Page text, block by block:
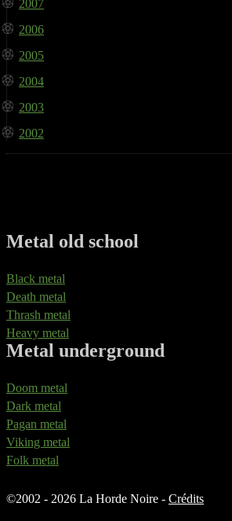
2007
2006
2005
2004
2003
2002
Metal old school
Black metal
Death metal
Thrash metal
Heavy metal
Metal underground
Doom metal
Dark metal
Pagan metal
Viking metal
Folk metal
©2002 - 2026 La Horde Noire - Crédits